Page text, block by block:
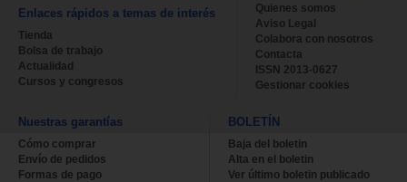
Enlaces rápidos a temas de interés
Tienda
Bolsa de trabajo
Actualidad
Cursos y congresos
Quienes somos
Aviso Legal
Colabora con nosotros
Contacta
ISSN 2013-0627
Gestionar cookies
Nuestras garantías
Cómo comprar
Envío de pedidos
Formas de pago
BOLETÍN
Baja del boletin
Alta en el boletin
Ver último boletin publicado